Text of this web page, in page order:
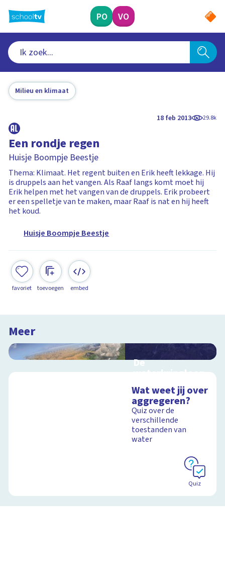
naar
hoofdinhoud
PO VO
Milieu en klimaat
18 feb 2013 29.8k
Een rondje regen
Huisje Boompje Beestje
Thema: Klimaat. Het regent buiten en Erik heeft lekkage. Hij
is druppels aan het vangen. Als Raaf langs komt moet hij
Erik helpen met het vangen van de druppels. Erik probeert
er een spelletje van te maken, maar Raaf is nat en hij heeft
het koud.
Huisje Boompje Beestje
favoriet toevoegen embed
Meer
De
waterkringloop
schoolplaat over de
cyclus van water op
aarde
Wat weet jij over
aggregeren?
Quiz over de
verschillende
toestanden van
water
Quiz